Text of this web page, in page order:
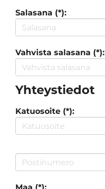
Salasana (*):
Vahvista salasana (*):
Yhteystiedot
Katuosoite (*):